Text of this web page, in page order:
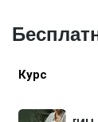
Курс